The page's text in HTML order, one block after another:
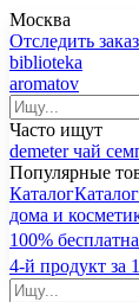
Москва
Отследить заказ
biblioteka
aromatov
Часто ищут
demeterчай
Популярные
КаталогКаталог
дома и
100%
4-й продукт за